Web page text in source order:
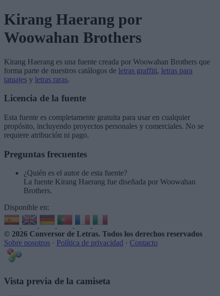
Kirang Haerang por
Woowahan Brothers
Kirang Haerang es una fuente creada por Woowahan Brothers que
forma parte de nuestros catálogos de letras graffiti, letras para
tatuajes y letras raras.
Licencia de la fuente
Esta fuente es completamente gratuita para usar en cualquier
propósito, incluyendo proyectos personales y comerciales. No se
requiere atribución ni pago.
Preguntas frecuentes
¿Quién es el autor de esta fuente?
La fuente Kirang Haerang fue diseñada por Woowahan
Brothers.
Disponible en:
© 2026 Conversor de Letras. Todos los derechos reservados
Sobre nosotros · Política de privacidad · Contacto
Vista previa de la camiseta